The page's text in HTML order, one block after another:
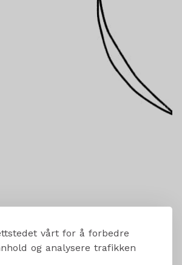
vårt for å forbedre
og analysere trafikken